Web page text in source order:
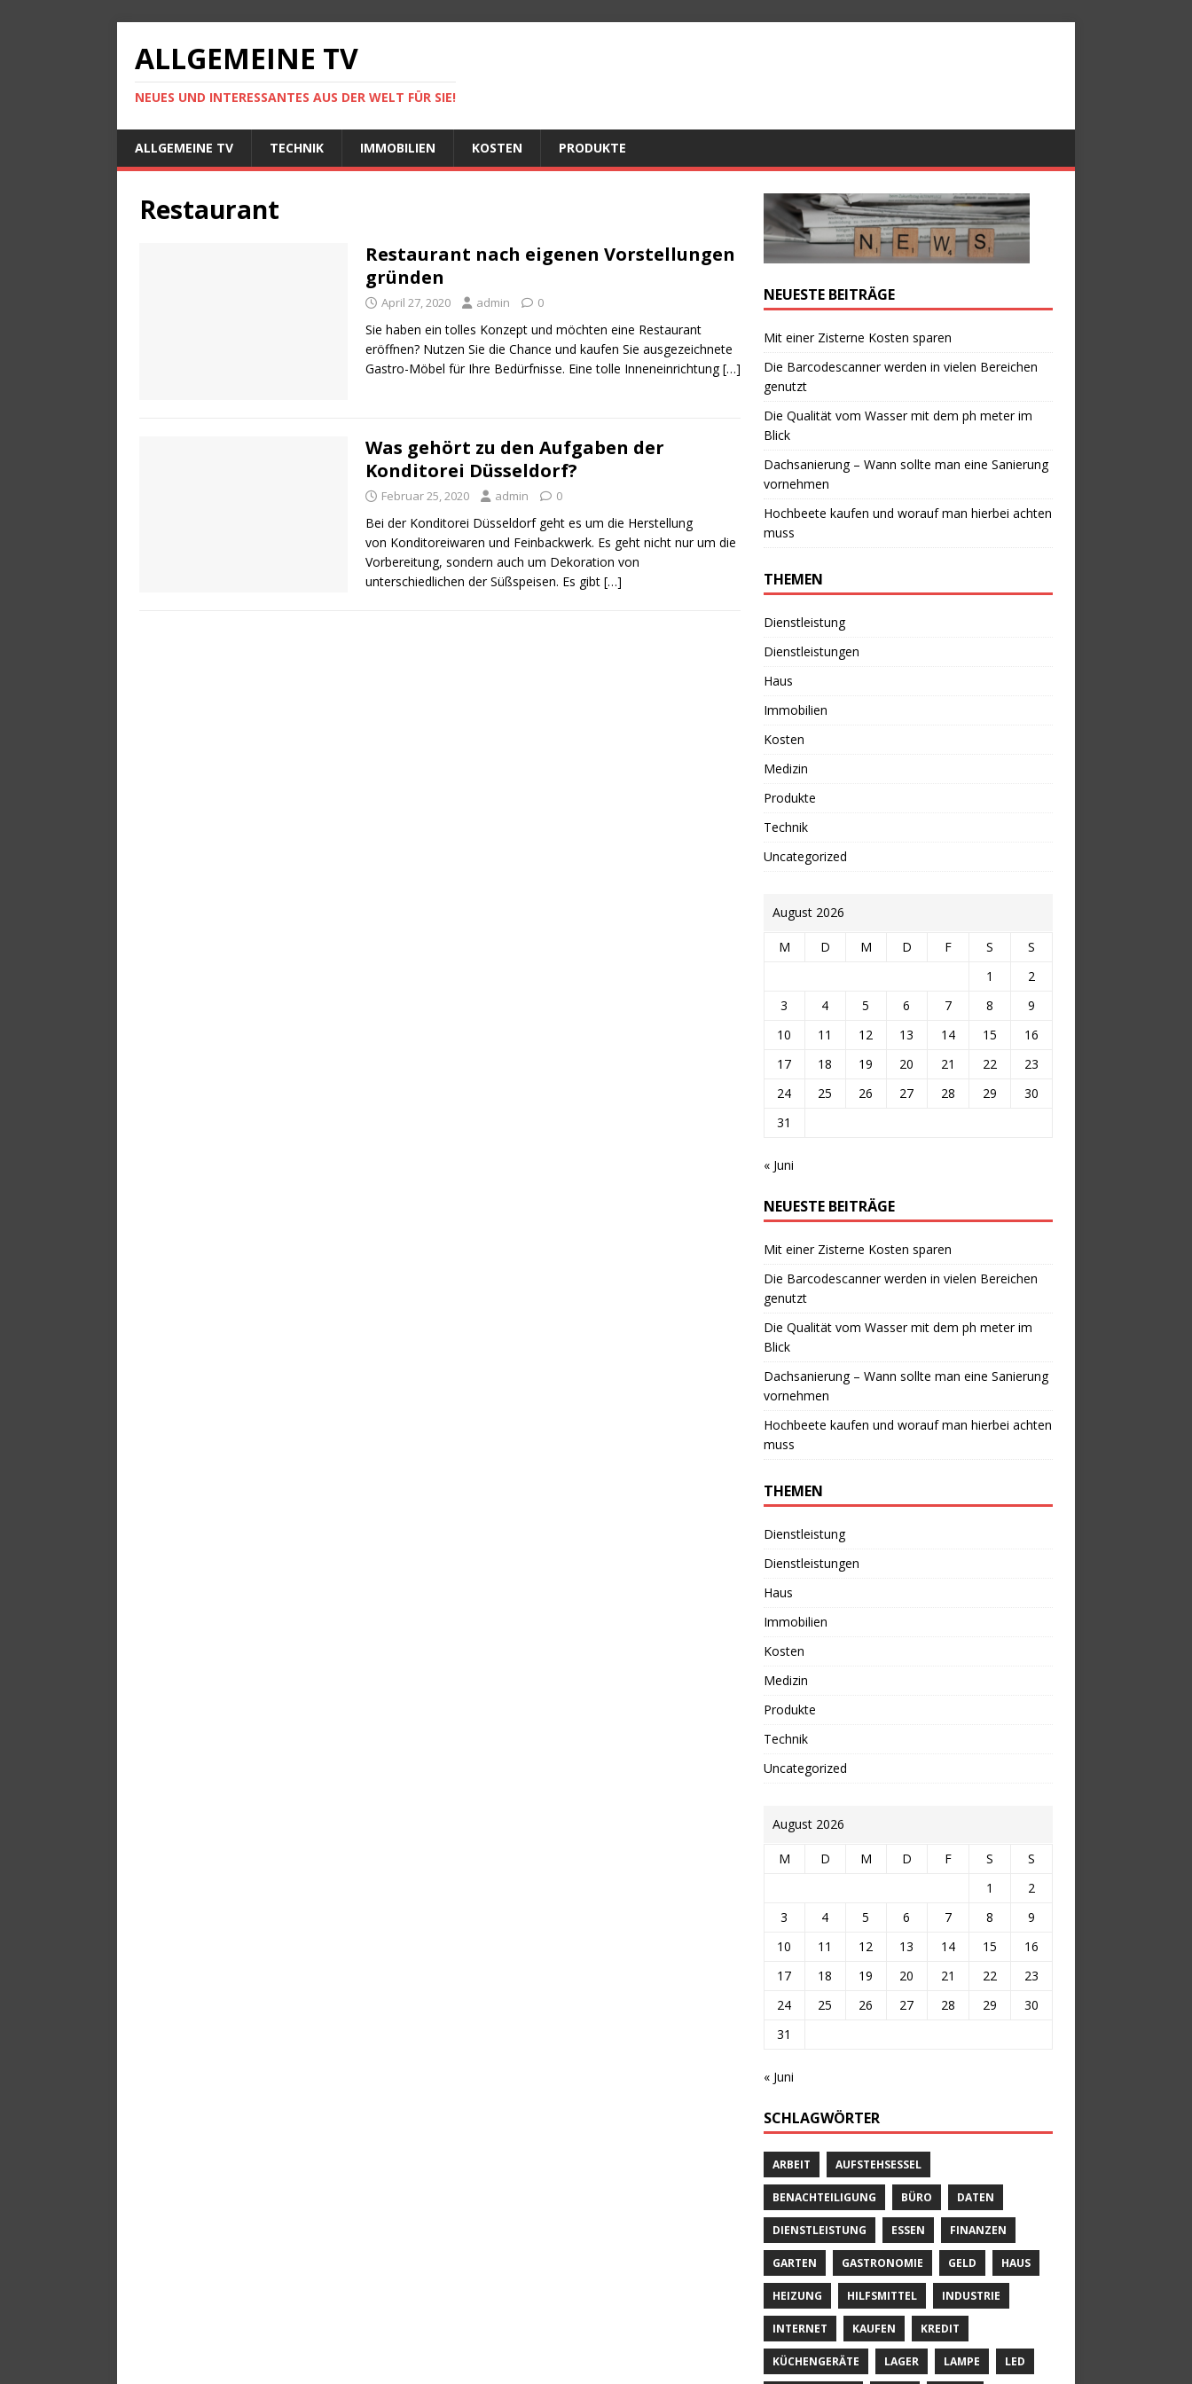
ALLGEMEINE TV
NEUES UND INTERESSANTES AUS DER WELT FÜR SIE!
ALLGEMEINE TV TECHNIK IMMOBILIEN KOSTEN PRODUKTE
Restaurant
Restaurant nach eigenen Vorstellungen
gründen
April 27, 2020 admin 0
Sie haben ein tolles Konzept und möchten eine Restaurant
eröffnen? Nutzen Sie die Chance und kaufen Sie ausgezeichnete
Gastro-Möbel für Ihre Bedürfnisse. Eine tolle Inneneinrichtung[…]
Was gehört zu den Aufgaben der
Konditorei Düsseldorf?
Februar 25, 2020 admin 0
Bei der Konditorei Düsseldorf geht es um die Herstellung
von Konditoreiwaren und Feinbackwerk. Es geht nicht nur um die
Vorbereitung, sondern auch um Dekoration von
unterschiedlichen der Süßspeisen. Es gibt […]
NEUESTE BEITRÄGE
Mit einer Zisterne Kosten sparen
Die Barcodescanner werden in vielen Bereichen
genutzt
Die Qualität vom Wasser mit dem ph meter im
Blick
Dachsanierung – Wann sollte man eine Sanierung
vornehmen
Hochbeete kaufen und worauf man hierbei achten
muss
THEMEN
Dienstleistung
Dienstleistungen
Haus
Immobilien
Kosten
Medizin
Produkte
Technik
Uncategorized
August 2026
M D M D F S
S
1
2
3
4 5 6 7 8
9
10
11 12 13 14 15
16
17
18 19 20 21 22
23
24
25 26 27 28 29
30
31
« Juni
NEUESTE BEITRÄGE
Mit einer Zisterne Kosten sparen
Die Barcodescanner werden in vielen Bereichen
genutzt
Die Qualität vom Wasser mit dem ph meter im
Blick
Dachsanierung – Wann sollte man eine Sanierung
vornehmen
Hochbeete kaufen und worauf man hierbei achten
muss
THEMEN
Dienstleistung
Dienstleistungen
Haus
Immobilien
Kosten
Medizin
Produkte
Technik
Uncategorized
August 2026
M D M D F S
S
1
2
3
4 5 6 7 8
9
10
11 12 13 14 15
16
17
18 19 20 21 22
23
24
25 26 27 28 29
30
31
« Juni
SCHLAGWÖRTER
ARBEIT AUFSTEHSESSEL
BENACHTEILIGUNG BÜRO DATEN
DIENSTLEISTUNG ESSEN FINANZEN
GARTEN GASTRONOMIE GELD HAUS
HEIZUNG HILFSMITTEL INDUSTRIE
INTERNET KAUFEN KREDIT
KÜCHENGERÄTE LAGER LAMPE LED